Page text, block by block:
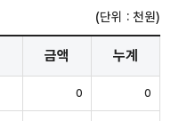
(단위 : 천원)
금액 누계
0 0